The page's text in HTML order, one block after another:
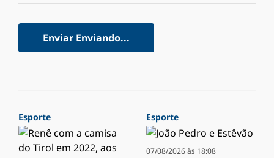
Enviar Enviando...
Esporte Esporte
07/08/2026 às 18:08